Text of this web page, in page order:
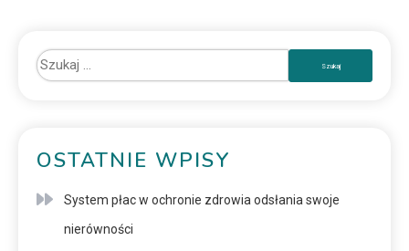
OSTATNIE WPISY
System płac w ochronie zdrowia odsłania swoje
nierówności